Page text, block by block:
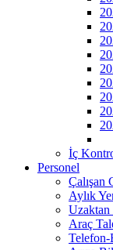
İç
Personel
Çalışan
Aylık
Araç
Telefon-